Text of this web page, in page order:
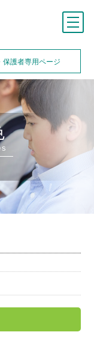
保護者専用ページ
メニュー